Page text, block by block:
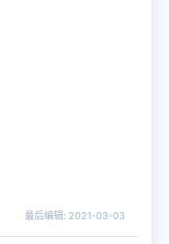
最后编辑: 2021-03-03